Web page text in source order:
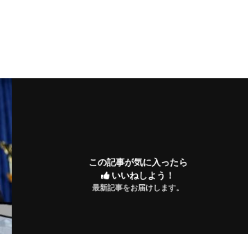
この記事が気に入ったら
いいねしよう！
最新記事をお届けします。